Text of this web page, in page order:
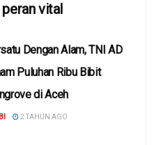
vital
Dengan Alam, TNI AD
Puluhan Ribu Bibit
di Aceh
2 TAHUN AGO